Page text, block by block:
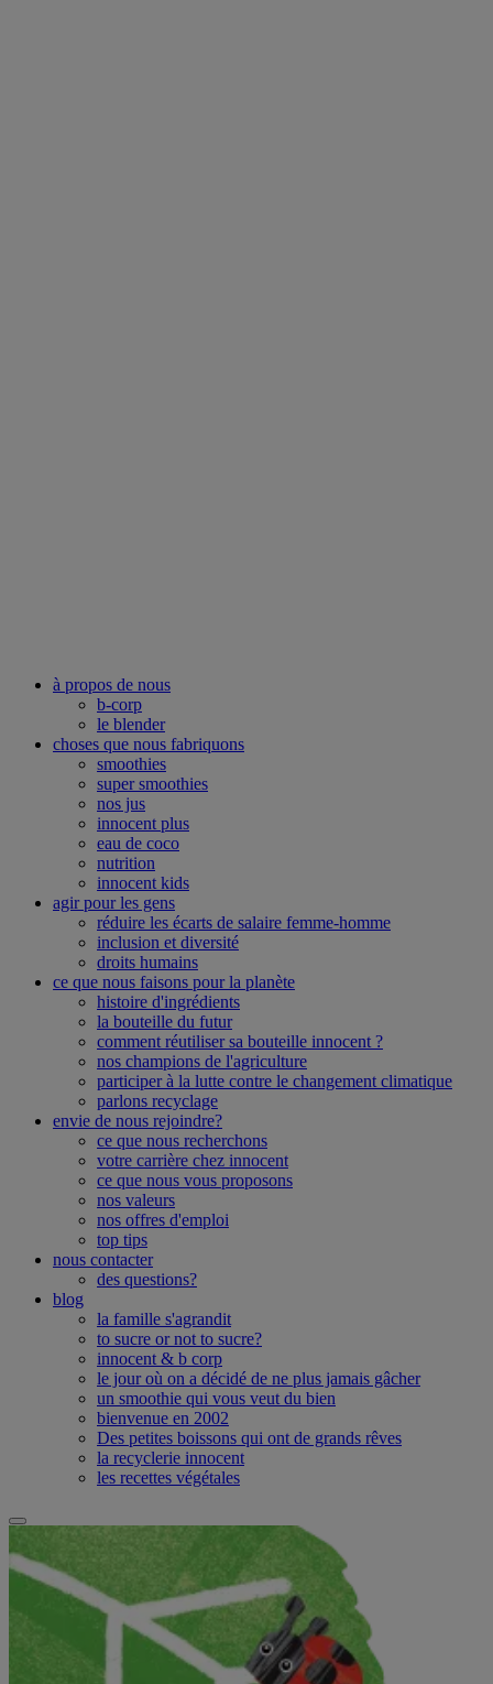
à propos de nous
b-corp
le blender
choses que nous fabriquons
smoothies
super smoothies
nos jus
innocent plus
eau de coco
nutrition
innocent kids
agir pour les gens
réduire les écarts de salaire femme-homme
inclusion et diversité
droits humains
ce que nous faisons pour la planète
histoire d'ingrédients
la bouteille du futur
comment réutiliser sa bouteille innocent ?
nos champions de l'agriculture
participer à la lutte contre le changement climatique
parlons recyclage
envie de nous rejoindre?
ce que nous recherchons
votre carrière chez innocent
ce que nous vous proposons
nos valeurs
nos offres d'emploi
top tips
nous contacter
des questions?
blog
la famille s'agrandit
to sucre or not to sucre?
innocent & b corp
le jour où on a décidé de ne plus jamais gâcher
un smoothie qui vous veut du bien
bienvenue en 2002
Des petites boissons qui ont de grands rêves
la recyclerie innocent
les recettes végétales